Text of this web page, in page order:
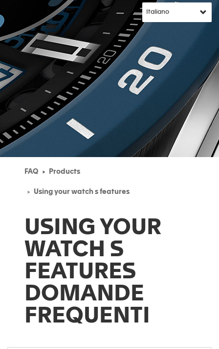
FAQ Products
Using your watch s features
USING YOUR
WATCH S
FEATURES
DOMANDE
FREQUENTI